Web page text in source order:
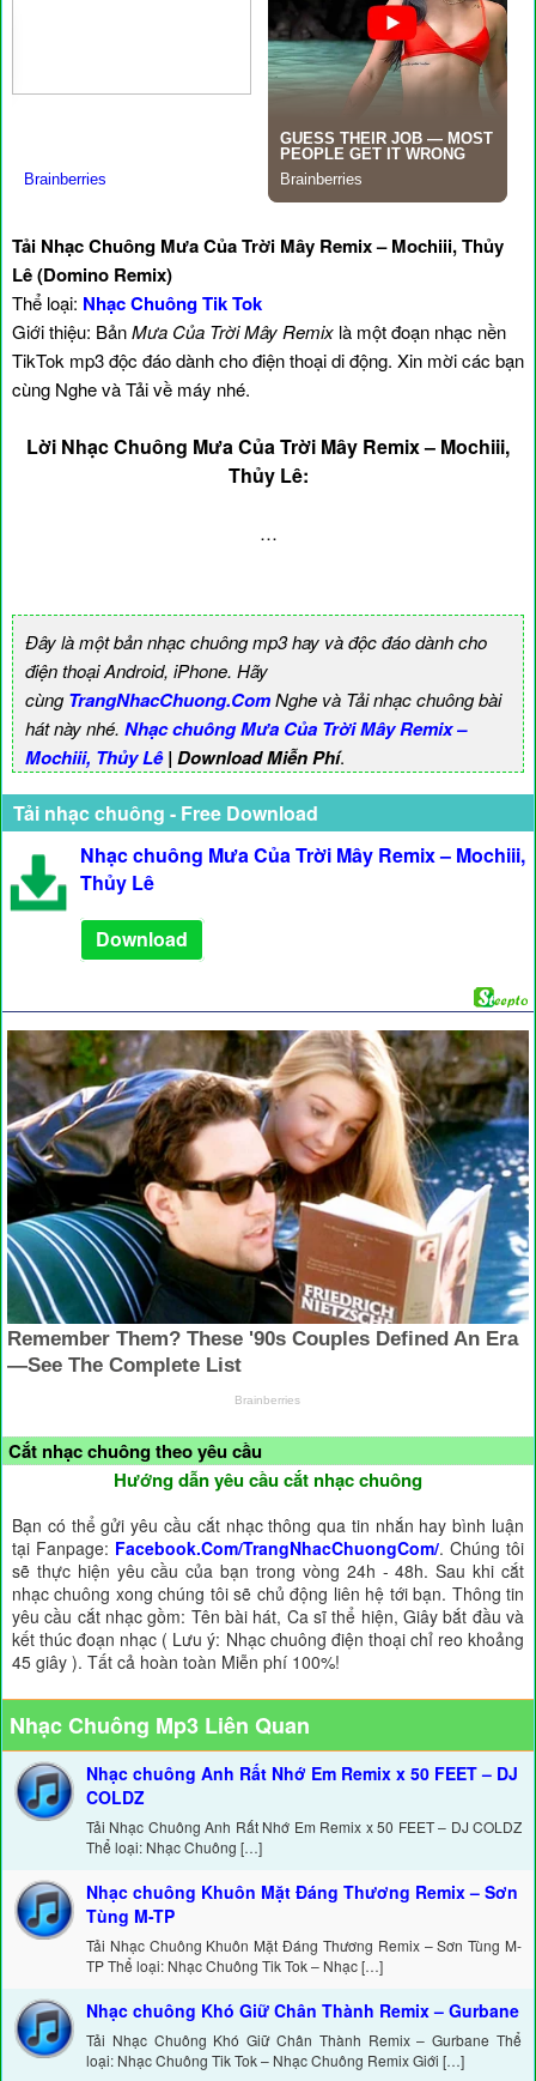
Tải Nhạc Chuông Mưa Của Trời Mây Remix – Mochiii, Thủy
Lê (Domino Remix)
Thể loại: Nhạc Chuông Tik Tok
Giới thiệu: BảnMưa Của Trời Mây Remix là một đoạn nhạc nền
TikTok mp3 độc đáo dành cho điện thoại di động. Xin mời các bạn
cùng Nghe và Tải về máy nhé.
Lời Nhạc Chuông Mưa Của Trời Mây Remix – Mochiii,
Thủy Lê:
…
Đây là một bản nhạc chuông mp3 hay và độc đáo dành cho
điện thoại Android, iPhone. Hãy
cùngTrangNhacChuong.ComNghe và Tải nhạc chuông bài
hát này nhé. Nhạc chuông Mưa Của Trời Mây Remix –
Mochiii, Thủy Lê| Download Miễn Phí.
Tải nhạc chuông - Free Download
Nhạc chuông Mưa Của Trời Mây Remix – Mochiii,
Thủy Lê
Download
Cắt nhạc chuông theo yêu cầu
Hướng dẫn yêu cầu cắt nhạc chuông
Bạn có thể gửi yêu cầu cắt nhạc thông qua tin nhắn hay bình luận
tại Fanpage: Facebook.Com/TrangNhacChuongCom/. Chúng tôi
sẽ thực hiện yêu cầu của bạn trong vòng 24h - 48h. Sau khi cắt
nhạc chuông xong chúng tôi sẽ chủ động liên hệ tới bạn. Thông tin
yêu cầu cắt nhạc gồm: Tên bài hát, Ca sĩ thể hiện, Giây bắt đầu và
kết thúc đoạn nhạc ( Lưu ý: Nhạc chuông điện thoại chỉ reo khoảng
45 giây ). Tất cả hoàn toàn Miễn phí 100%!
Nhạc Chuông Mp3 Liên Quan
Nhạc chuông Anh Rất Nhớ Em Remix x 50 FEET – DJ
COLDZ
Tải Nhạc Chuông Anh Rất Nhớ Em Remix x 50 FEET – DJ COLDZ
Thể loại: Nhạc Chuông […]
Nhạc chuông Khuôn Mặt Đáng Thương Remix – Sơn
Tùng M-TP
Tải Nhạc Chuông Khuôn Mặt Đáng Thương Remix – Sơn Tùng M-
TP Thể loại: Nhạc Chuông Tik Tok – Nhạc […]
Nhạc chuông Khó Giữ Chân Thành Remix – Gurbane
Tải Nhạc Chuông Khó Giữ Chân Thành Remix – Gurbane Thể
loại: Nhạc Chuông Tik Tok – Nhạc Chuông Remix Giới […]